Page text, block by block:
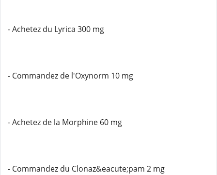
- Achetez du Lyrica 300 mg
- Commandez de l'Oxynorm 10 mg
- Achetez de la Morphine 60 mg
- Commandez du Clonaz&eacute;pam 2 mg